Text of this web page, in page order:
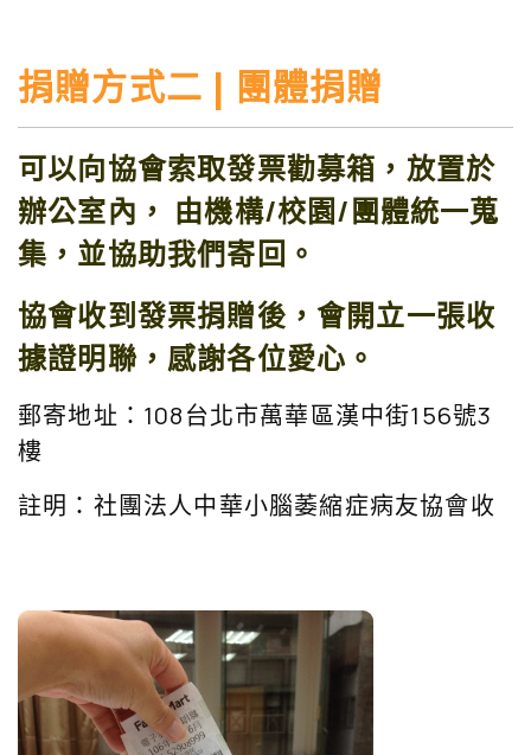
捐贈方式二 | 團體捐贈
可以向協會索取發票勸募箱，放置於
辦公室內， 由機構/校園/團體統一蒐
集，並協助我們寄回。
協會收到發票捐贈後，會開立一張收
據證明聯，感謝各位愛心。
郵寄地址：108台北市萬華區漢中街156號3
樓
註明：社團法人中華小腦萎縮症病友協會收